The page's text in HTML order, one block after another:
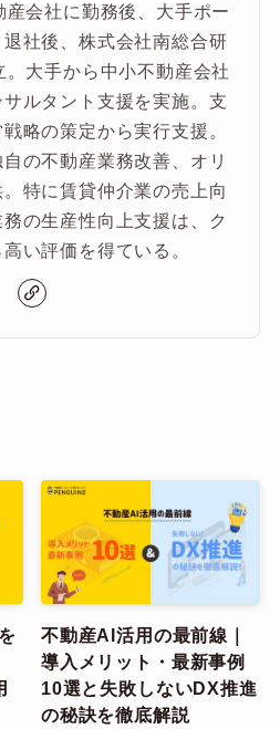
会社に勤務後、大手ポー
社後、株式会社南総合研
大手から中小不動産会社
ルタント支援を実施。支
略の策定から実行支援。
の不動産業務改善、オリ
特に賃貸仲介業の売上向
務の生産性向上支援は、ク
い評価を得ている。
不動産AI活用の最前線｜
導入メリット・最新事例
10選と失敗しないDX推進
の秘訣を徹底解説